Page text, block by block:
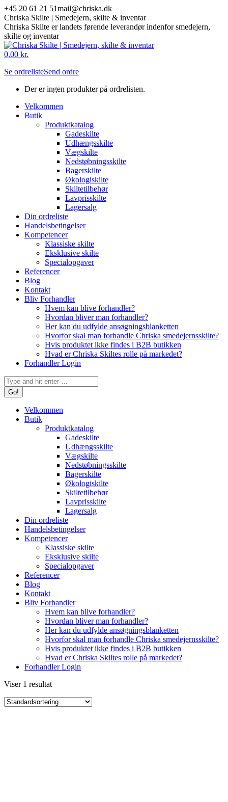
Skip
to
content
+45 20 61 21 51mail@chriska.dk
Chriska Skilte | Smedejern, skilte & inventar
Chriska Skilte er landets førende leverandør indenfor smedejern,
skilte og inventar
Mail
opens
new
Facebook
opens
new
0,00 kr.
Se ordrelisteSend ordre
Der er ingen produkter på ordrelisten.
Velkommen
Butik
Produktkatalog
Gadeskilte
Udhængsskilte
Vægskilte
Nedstøbningsskilte
Bagerskilte
Økologiskilte
Skiltetilbehør
Lavprisskilte
Lagersalg
Din ordreliste
Handelsbetingelser
Kompetencer
Klassiske skilte
Eksklusive skilte
Specialopgaver
Referencer
Blog
Kontakt
Bliv Forhandler
Hvem kan blive forhandler?
Hvordan bliver man forhandler?
Her kan du udfylde ansøgningsblanketten
Hvorfor skal man forhandle Chriska smedejernsskilte?
Hvis produktet ikke findes i B2B butikken
Hvad er Chriska Skiltes rolle på markedet?
Forhandler Login
Search:
Velkommen
Butik
Produktkatalog
Gadeskilte
Udhængsskilte
Vægskilte
Nedstøbningsskilte
Bagerskilte
Økologiskilte
Skiltetilbehør
Lavprisskilte
Lagersalg
Din ordreliste
Handelsbetingelser
Kompetencer
Klassiske skilte
Eksklusive skilte
Specialopgaver
Referencer
Blog
Kontakt
Bliv Forhandler
Hvem kan blive forhandler?
Hvordan bliver man forhandler?
Her kan du udfylde ansøgningsblanketten
Hvorfor skal man forhandle Chriska smedejernsskilte?
Hvis produktet ikke findes i B2B butikken
Hvad er Chriska Skiltes rolle på markedet?
Forhandler Login
Viser 1 resultat